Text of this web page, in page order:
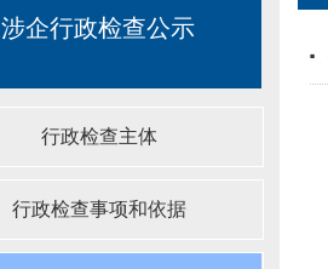
涉企行政检查公示
行政检查主体
行政检查事项和依据